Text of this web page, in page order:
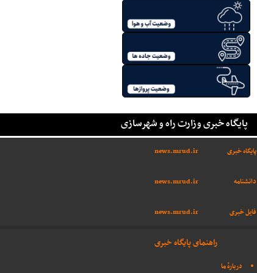
پایگاه خبری وزارت راه و شهرسازی
پایگاه خبری news.mrud.ir
دانشنامه
news.mrud.ir
فایل خبری news.mrud.ir
راهنمای پایگاه خبری
دربارهٔ ما